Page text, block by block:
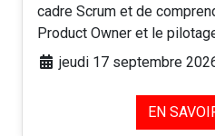
cadre Scrum et de
Product Owner et le
jeudi 17 septembre
EN